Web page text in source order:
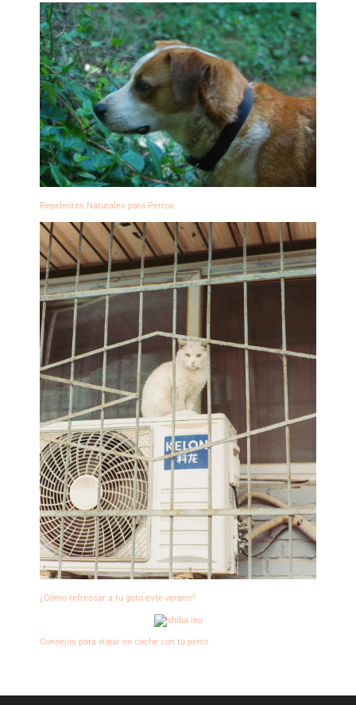
Repelentes Naturales para Perros
¿Cómo refrescar a tu gato este verano?
Consejos para viajar en coche con tu perro